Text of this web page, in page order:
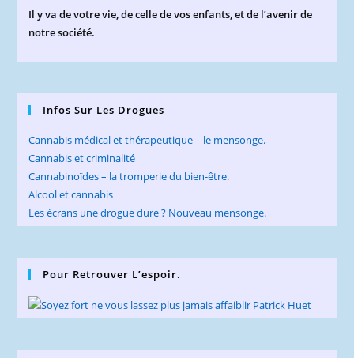
Il y va de votre vie, de celle de vos enfants, et de l’avenir de
notre société.
Infos Sur Les Drogues
Cannabis médical et thérapeutique – le mensonge.
Cannabis et criminalité
Cannabinoïdes – la tromperie du bien-être.
Alcool et cannabis
Les écrans une drogue dure ? Nouveau mensonge.
Pour Retrouver L’espoir.